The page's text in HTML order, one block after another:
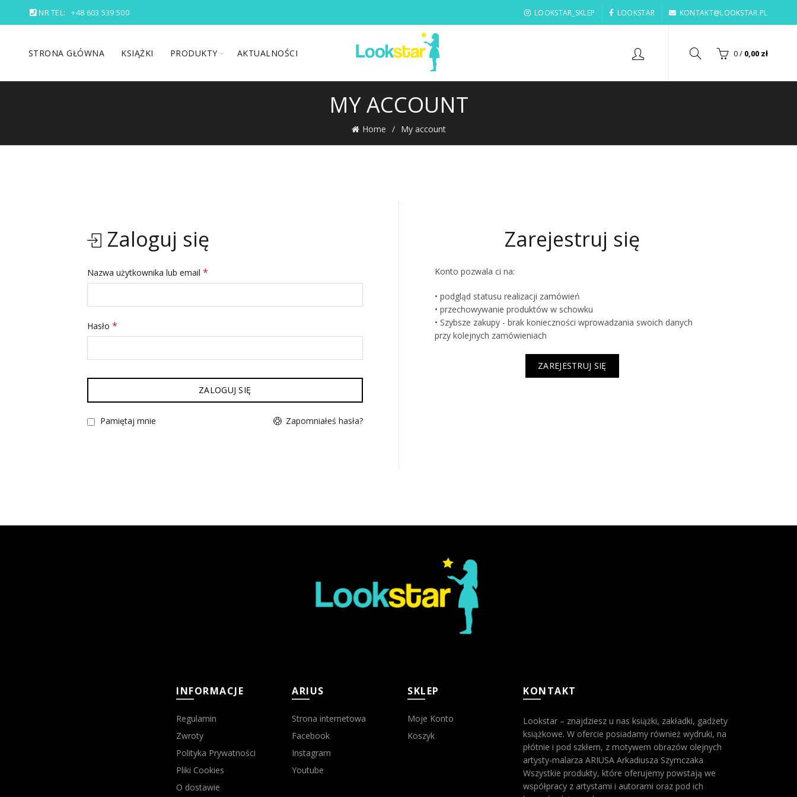
NR TEL: +48 603 539 500 LOOKSTAR_SKLEP LOOKSTAR KONTAKT@LOOKSTAR.PL
STRONA GŁÓWNA KSIĄŻKI PRODUKTY AKTUALNOŚCI 0/ 0,00 zł
MY ACCOUNT
Home My account
Zaloguj się
Nazwa użytkownika lub email *
Hasło *
ZALOGUJ SIĘ
Zapomniałeś hasła?
Pamiętaj mnie
Zarejestruj się
Konto pozwala ci na:
• podgląd statusu realizacji zamówień
• przechowywanie produktów w schowku
• Szybsze zakupy - brak konieczności wprowadzania swoich danych
przy kolejnych zamówieniach
ZAREJESTRUJ SIĘ
INFORMACJE
Regulamin
Zwroty
Polityka Prywatności
Pliki Cookies
O dostawie
ARIUS
Strona internetowa
Facebook
Instagram
Youtube
SKLEP
Moje Konto
Koszyk
KONTAKT
Lookstar – znajdziesz u nas książki, zakładki, gadżety
książkowe. W ofercie posiadamy również wydruki, na
płótnie i pod szkłem, z motywem obrazów olejnych
artysty-malarza ARIUSA Arkadiusza Szymczaka
Wszystkie produkty, które oferujemy powstają we
współpracy z artystami i autorami oraz pod ich